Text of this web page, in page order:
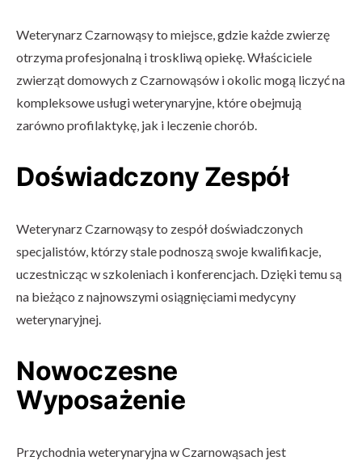
Weterynarz Czarnowąsy to miejsce, gdzie każde zwierzę
otrzyma profesjonalną i troskliwą opiekę. Właściciele
zwierząt domowych z Czarnowąsów i okolic mogą liczyć na
kompleksowe usługi weterynaryjne, które obejmują
zarówno profilaktykę, jak i leczenie chorób.
Doświadczony Zespół
Weterynarz Czarnowąsy to zespół doświadczonych
specjalistów, którzy stale podnoszą swoje kwalifikacje,
uczestnicząc w szkoleniach i konferencjach. Dzięki temu są
na bieżąco z najnowszymi osiągnięciami medycyny
weterynaryjnej.
Nowoczesne
Wyposażenie
Przychodnia weterynaryjna w Czarnowąsach jest